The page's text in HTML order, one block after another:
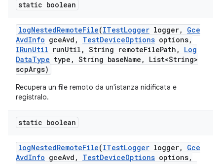
static boolean
logNestedRemoteFile(ITestLogger logger,
Gce
AvdInfo gceAvd , TestDeviceOptions options,
IRunUtil runUtil , String remoteFilePath ,
Log
DataType type , String baseName ,
List<String>
scpArgs)
Recupera un file remoto da un'istanza nidificata e
registralo.
static boolean
logNestedRemoteFile(ITestLogger logger,
Gce
AvdInfo gceAvd , TestDeviceOptions options,